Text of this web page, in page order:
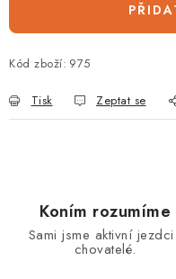
Kód zboží: 975
Tisk Zeptat se
Koním rozumíme
Sami jsme aktivní
chovatelé.